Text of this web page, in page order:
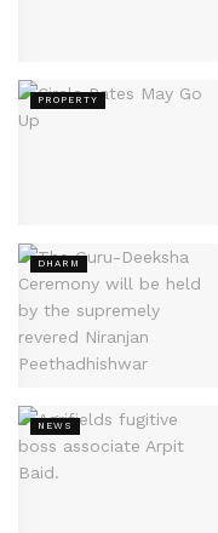
PROPERTY
DHARM
NEWS